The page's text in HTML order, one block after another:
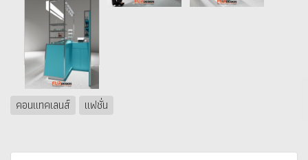
คอนแทคเลนส์ แฟชั่น